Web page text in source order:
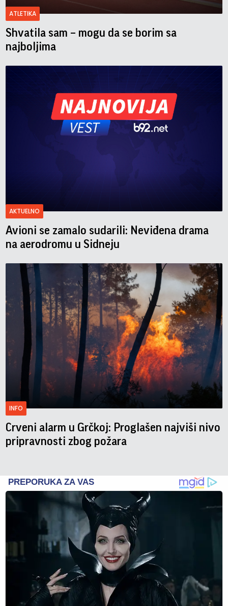
ATLETIKA
Shvatila sam – mogu da se borim sa
najboljima
AKTUELNO
Avioni se zamalo sudarili: Neviđena drama
na aerodromu u Sidneju
INFO
Crveni alarm u Grčkoj: Proglašen najviši nivo
pripravnosti zbog požara